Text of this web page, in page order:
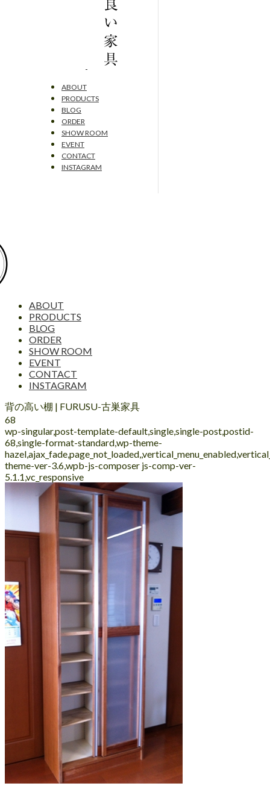
ABOUT
PRODUCTS
BLOG
ORDER
SHOW ROOM
EVENT
CONTACT
INSTAGRAM
ABOUT
PRODUCTS
BLOG
ORDER
SHOW ROOM
EVENT
CONTACT
INSTAGRAM
背の高い棚 | FURUSU-古巣家具
68
wp-singular,post-template-default,single,single-post,postid-
68,single-format-standard,wp-theme-
theme-ver-3.6,wpb-js-composer js-comp-ver-
5.1.1,vc_responsive